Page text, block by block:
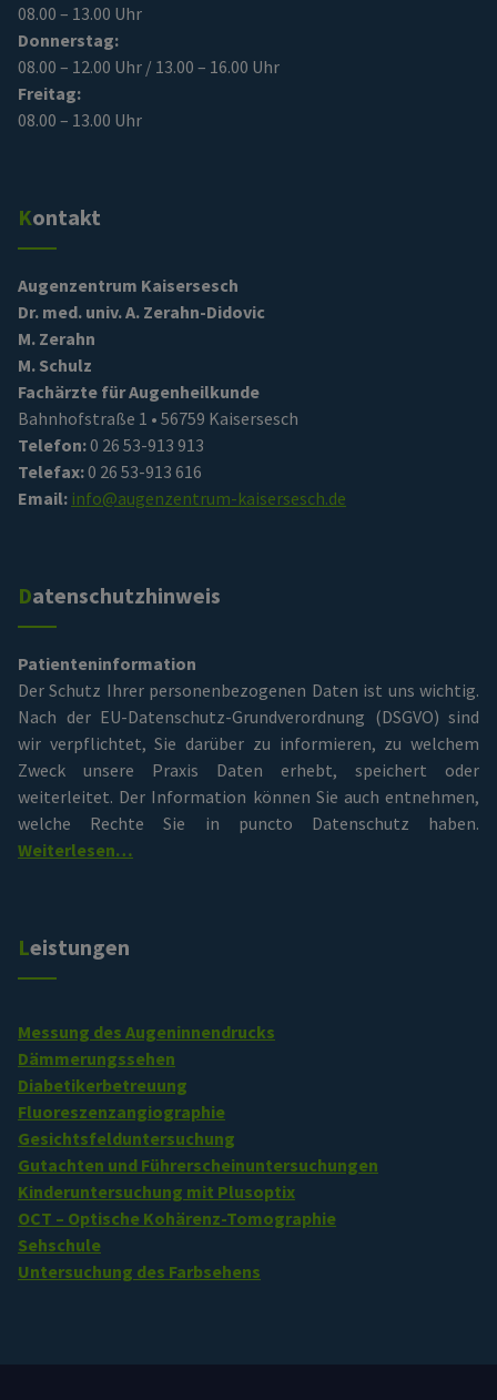
08.00 – 13.00 Uhr
Donnerstag:
08.00 – 12.00 Uhr / 13.00 – 16.00 Uhr
Freitag:
08.00 – 13.00 Uhr
Kontakt
Augenzentrum Kaisersesch
Dr. med. univ. A. Zerahn-Didovic
M. Zerahn
M. Schulz
Fachärzte für Augenheilkunde
Bahnhofstraße 1 • 56759 Kaisersesch
Telefon:0 26 53-913 913
Telefax:0 26 53-913 616
Email: info@augenzentrum-kaisersesch.de
Datenschutzhinweis
Patienteninformation
Der Schutz Ihrer personenbezogenen Daten ist uns wichtig.
Nach der EU-Datenschutz-Grundverordnung (DSGVO) sind
wir verpflichtet, Sie darüber zu informieren, zu welchem
Zweck unsere Praxis Daten erhebt, speichert oder
weiterleitet. Der Information können Sie auch entnehmen,
welche Rechte Sie in puncto Datenschutz haben.
Weiterlesen…
Leistungen
Messung des Augeninnendrucks
Dämmerungssehen
Diabetikerbetreuung
Fluoreszenzangiographie
Gesichtsfelduntersuchung
Gutachten und Führerscheinuntersuchungen
Kinderuntersuchung mit Plusoptix
OCT – Optische Kohärenz-Tomographie
Sehschule
Untersuchung des Farbsehens